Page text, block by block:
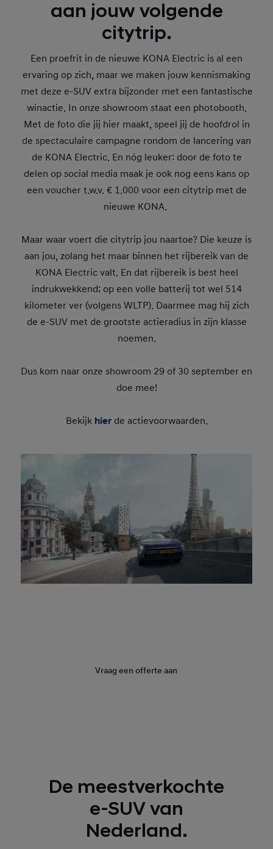
aan jouw volgende
citytrip.
Een proefrit in de nieuwe KONA Electric is al een
ervaring op zich, maar we maken jouw kennismaking
met deze e-SUV extra bijzonder met een fantastische
winactie. In onze showroom staat een photobooth.
Met de foto die jij hier maakt, speel jij de hoofdrol in
de spectaculaire campagne rondom de lancering van
de KONA Electric. En nóg leuker: door de foto te
delen op social media maak je ook nog eens kans op
een voucher t.w.v. € 1.000 voor een citytrip met de
nieuwe KONA.
Maar waar voert die citytrip jou naartoe? Die keuze is
aan jou, zolang het maar binnen het rijbereik van de
KONA Electric valt. En dat rijbereik is best heel
indrukwekkend; op een volle batterij tot wel 514
kilometer ver (volgens WLTP). Daarmee mag hij zich
de e-SUV met de grootste actieradius in zijn klasse
noemen.
Dus kom naar onze showroom 29 of 30 september en
doe mee!
Bekijk hierde actievoorwaarden.
Vraag een offerte aan
De meestverkochte
e-SUV van
Nederland.